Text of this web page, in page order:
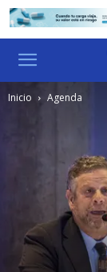
Inicio Agenda